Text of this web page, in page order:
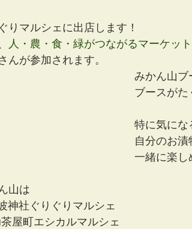
りマルシェに出店します！
人・農・食・緑がつながるマーケット
が参加されます。
みかん山ブ
ブースがた
特に気にな
自分のお
一緒に楽し
山は
神社ぐりぐりマルシェ
屋町エシカルマルシェ